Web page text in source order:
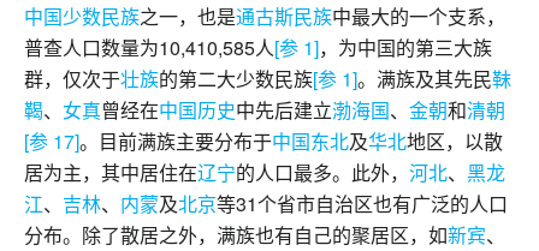
中国少数民族之一，也是通古斯民族中最大的一个支系，
普查人口数量为10,410,585人[参 1]，为中国的第三大族
群，仅次于壮族的第二大少数民族[参 1]。满族及其先民靺
鞨、 女真曾经在中国历史中先后建立渤海国、 金朝和清朝
[参 17]。目前满族主要分布于中国东北及华北地区，以散
居为主，其中居住在辽宁的人口最多。此外， 河北、 黑龙
江、 吉林、 内蒙及北京等31个省市自治区也有广泛的人口
分布。除了散居之外，满族也有自己的聚居区，如新宾、